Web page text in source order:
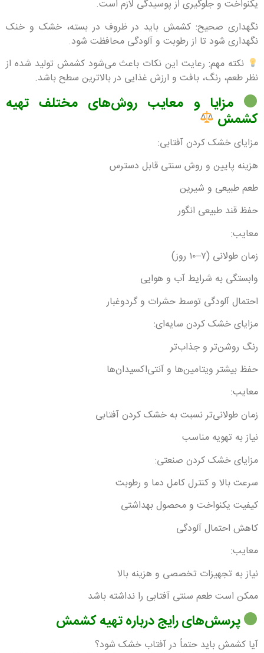
یکنواخت و جلوگیری از پوسیدگی لازم است.
نگهداری صحیح: کشمش باید در ظروف در بسته، خشک و خنک
نگهداری شود تا از رطوبت و آلودگی محافظت شود.
نکته مهم: رعایت این نکات باعث می‌شود کشمش تولید شده از
نظر طعم، رنگ، بافت و ارزش غذایی در بالاترین سطح باشد.
مزایا و معایب روش‌های مختلف تهیه
کشمش
مزایای خشک کردن آفتابی:
هزینه پایین و روش سنتی قابل دسترس
طعم طبیعی و شیرین
حفظ قند طبیعی انگور
معایب:
زمان طولانی (۷–۱۰ روز)
وابستگی به شرایط آب و هوایی
احتمال آلودگی توسط حشرات و گردوغبار
مزایای خشک کردن سایه‌ای:
رنگ روشن‌تر و جذاب‌تر
حفظ بیشتر ویتامین‌ها و آنتی‌اکسیدان‌ها
معایب:
زمان طولانی‌تر نسبت به خشک کردن آفتابی
نیاز به تهویه مناسب
مزایای خشک کردن صنعتی:
سرعت بالا و کنترل کامل دما و رطوبت
کیفیت یکنواخت و محصول بهداشتی
کاهش احتمال آلودگی
معایب:
نیاز به تجهیزات تخصصی و هزینه بالا
ممکن است طعم سنتی آفتابی را نداشته باشد
پرسش‌های رایج درباره تهیه کشمش
آیا کشمش باید حتماً در آفتاب خشک شود؟